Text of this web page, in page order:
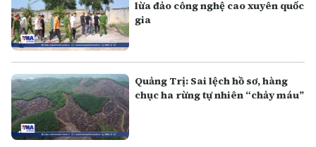
lừa đảo công nghệ cao xuyên quốc
gia
Quảng Trị: Sai lệch hồ sơ, hàng
chục ha rừng tự nhiên “chảy máu”